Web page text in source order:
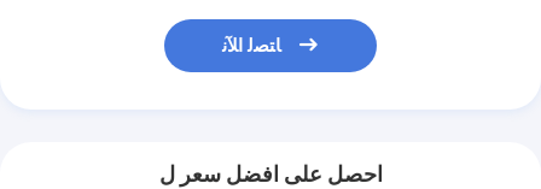
ﺎﺘﺼﻟ ﺍﻶﻧ
احصل على افضل سعر ل